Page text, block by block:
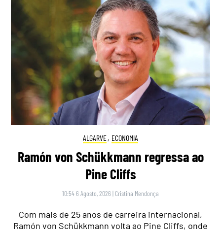
ALGARVE, ECONOMIA
Ramón von Schükkmann regressa ao
Pine Cliffs
10:54 6 Agosto, 2026 | Cristina Mendonça
Com mais de 25 anos de carreira internacional,
Ramón von Schükkmann volta ao Pine Cliffs, onde